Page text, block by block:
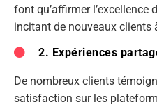
font qu’affirmer l’excellence
incitant de nouveaux clients
2. Expériences
De nombreux clients
satisfaction sur les